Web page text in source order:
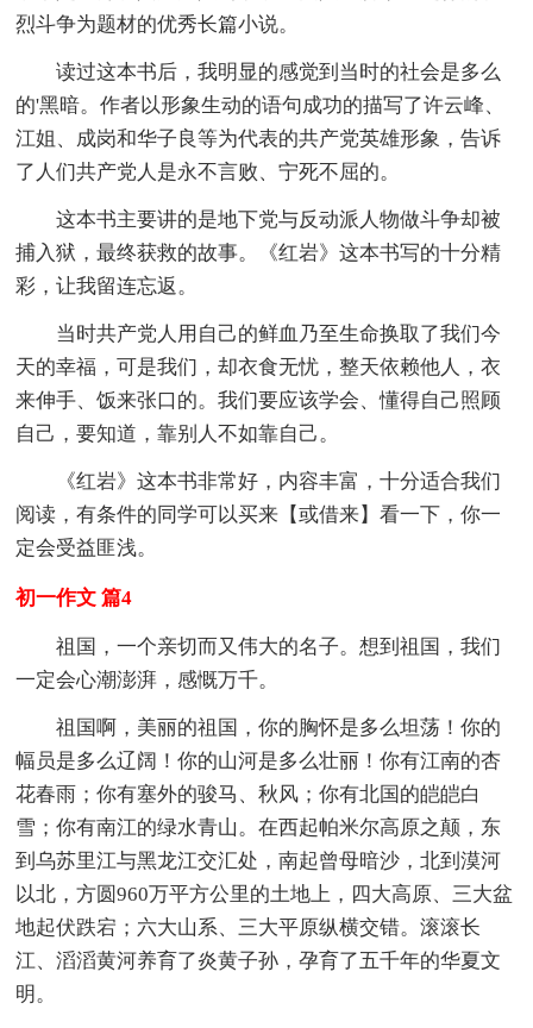
烈斗争为题材的优秀长篇小说。
读过这本书后，我明显的感觉到当时的社会是多么
的'黑暗。作者以形象生动的语句成功的描写了许云峰、
江姐、成岗和华子良等为代表的共产党英雄形象，告诉
了人们共产党人是永不言败、宁死不屈的。
这本书主要讲的是地下党与反动派人物做斗争却被
捕入狱，最终获救的故事。《红岩》这本书写的十分精
彩，让我留连忘返。
当时共产党人用自己的鲜血乃至生命换取了我们今
天的幸福，可是我们，却衣食无忧，整天依赖他人，衣
来伸手、饭来张口的。我们要应该学会、懂得自己照顾
自己，要知道，靠别人不如靠自己。
《红岩》这本书非常好，内容丰富，十分适合我们
阅读，有条件的同学可以买来【或借来】看一下，你一
定会受益匪浅。
初一作文 篇4
祖国，一个亲切而又伟大的名子。想到祖国，我们
一定会心潮澎湃，感慨万千。
祖国啊，美丽的祖国，你的胸怀是多么坦荡！你的
幅员是多么辽阔！你的山河是多么壮丽！你有江南的杏
花春雨；你有塞外的骏马、秋风；你有北国的皑皑白
雪；你有南江的绿水青山。在西起帕米尔高原之颠，东
到乌苏里江与黑龙江交汇处，南起曾母暗沙，北到漠河
以北，方圆960万平方公里的土地上，四大高原、三大盆
地起伏跌宕；六大山系、三大平原纵横交错。滚滚长
江、滔滔黄河养育了炎黄子孙，孕育了五千年的华夏文
明。